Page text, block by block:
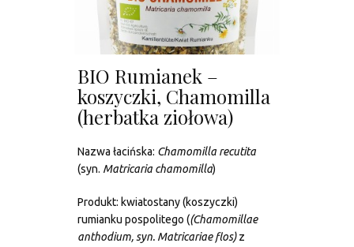
BIO Rumianek –
koszyczki, Chamomilla
(herbatka ziołowa)
Nazwa łacińska: Chamomilla recutita
(syn. Matricaria chamomilla)
Produkt: kwiatostany (koszyczki)
rumianku pospolitego ((Chamomillae
anthodium, syn. Matricariae flos)z